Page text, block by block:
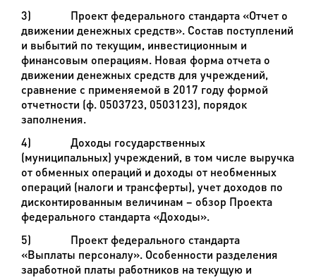
3)
Проект федерального стандарта «Отчет о
движении денежных средств». Состав поступлений
и выбытий по текущим, инвестиционным и
финансовым операциям. Новая форма отчета о
движении денежных средств для учреждений,
сравнение с применяемой в 2017 году формой
отчетности (ф. 0503723, 0503123), порядок
заполнения.
4)
Доходы государственных
(муниципальных) учреждений, в том числе выручка
от обменных операций и доходы от необменных
операций (налоги и трансферты), учет доходов по
дисконтированным величинам – обзор Проекта
федерального стандарта «Доходы».
5)
Проект федерального стандарта
«Выплаты персоналу». Особенности разделения
заработной платы работников на текущую и